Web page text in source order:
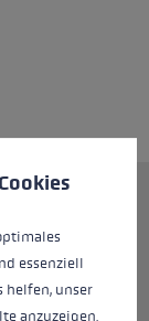
essenziell
helfen, unser
anzuzeigen.